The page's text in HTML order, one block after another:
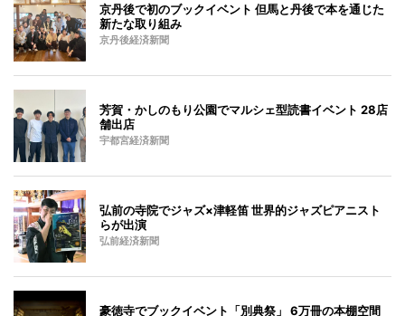
京丹後で初のブックイベント 但馬と丹後で本を通じた
新たな取り組み
京丹後経済新聞
芳賀・かしのもり公園でマルシェ型読書イベント 28店
舗出店
宇都宮経済新聞
弘前の寺院でジャズ×津軽笛 世界的ジャズピアニスト
らが出演
弘前経済新聞
豪徳寺でブックイベント「別典祭」 6万冊の本棚空間